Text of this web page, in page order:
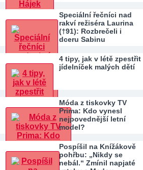
Speciální řečníci nad
rakví režiséra Laurina
(†91): Rozbrečeli i
dceru Sabinu
4 tipy, jak v létě zpestřit
jídelníček malých dětí
Móda z tiskovky TV
Prima: Kdo vynesl
nejpovednější letní
model?
Pospíšil na Knížákově
pohřbu: „Nikdy se
nebál.“ Zmínil napjaté